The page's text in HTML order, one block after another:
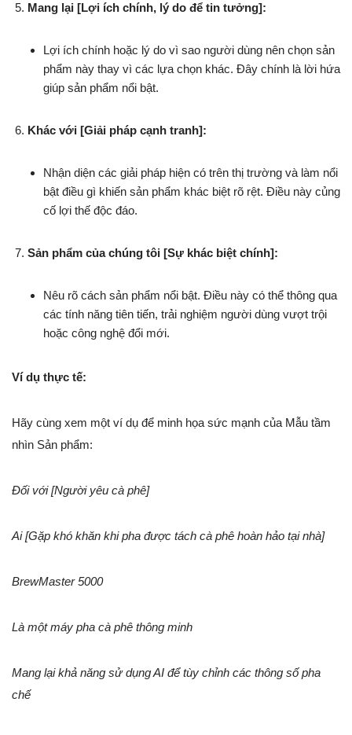
Mang lại [Lợi ích chính, lý do để tin tưởng]:
Lợi ích chính hoặc lý do vì sao người dùng nên chọn sản
phẩm này thay vì các lựa chọn khác. Đây chính là lời hứa
giúp sản phẩm nổi bật.
Khác với [Giải pháp cạnh tranh]:
Nhận diện các giải pháp hiện có trên thị trường và làm nổi
bật điều gì khiến sản phẩm khác biệt rõ rệt. Điều này củng
cố lợi thế độc đáo.
Sản phẩm của chúng tôi [Sự khác biệt chính]:
Nêu rõ cách sản phẩm nổi bật. Điều này có thể thông qua
các tính năng tiên tiến, trải nghiệm người dùng vượt trội
hoặc công nghệ đổi mới.
Ví dụ thực tế:
Hãy cùng xem một ví dụ để minh họa sức mạnh của Mẫu tầm
nhìn Sản phẩm:
Đối với [Người yêu cà phê]
Ai [Gặp khó khăn khi pha được tách cà phê hoàn hảo tại nhà]
BrewMaster 5000
Là một máy pha cà phê thông minh
Mang lại khả năng sử dụng AI để tùy chỉnh các thông số pha
chế